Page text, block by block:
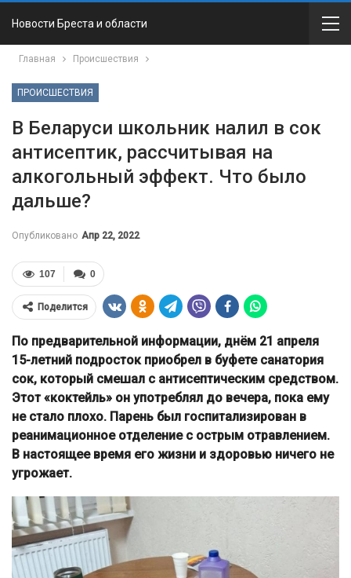
Новости Бреста и области
Главная Происшествия
ПРОИСШЕСТВИЯ
В Беларуси школьник налил в сок
антисептик, рассчитывая на
алкогольный эффект. Что было
дальше?
Опубликовано Апр 22, 2022
0
107
Поделится
По предварительной информации, днём 21 апреля
15-летний подросток приобрел в буфете санатория
сок, который смешал с антисептическим средством.
Этот «коктейль» он употреблял до вечера, пока ему
не стало плохо. Парень был госпитализирован в
реанимационное отделение с острым отравлением.
В настоящее время его жизни и здоровью ничего не
угрожает.